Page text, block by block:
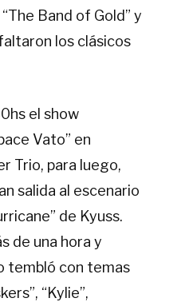
Band of Gold” y
los clásicos
el show
Vato” en
Trio, para luego,
salida al escenario
de Kyuss.
de una hora y
tembló con temas
“Kylie”,